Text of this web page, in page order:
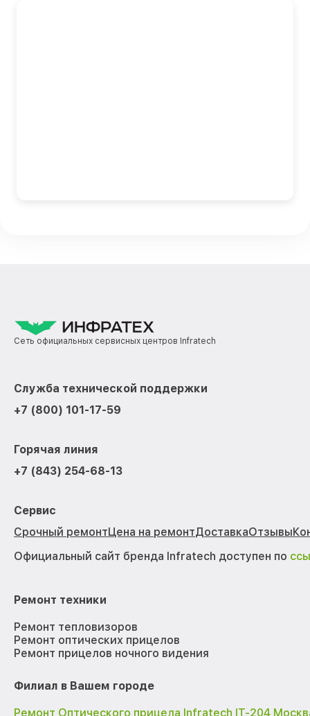
Сеть официальных сервисных центров Infratech
Служба технической поддержки
+7 (800) 101-17-59
Горячая линия
+7 (843) 254-68-13
Сервис
Срочный ремонтЦена на ремонтДоставкаОтзывы
Официальный сайт бренда Infratech доступен по
Ремонт техники
Ремонт тепловизоров
Ремонт оптических прицелов
Ремонт прицелов ночного видения
Филиал в Вашем городе
Ремонт Оптического прицела Infratech IT-204